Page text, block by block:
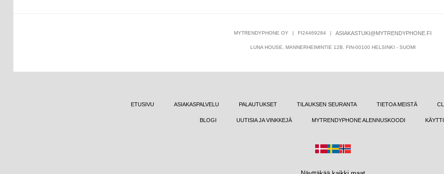
MYTRENDYPHONE OY FI24469284 ASIAKASTUKI@MYTRENDYPHONE.FI
LUNA HOUSE, MANNERHEIMINTIE 12B, FIN-00100 HELSINKI - SUOMI
ETUSIVU ASIAKASPALVELU PALAUTUKSET TILAUKSEN SEURANTA TIETOA MEISTÄ
BLOGI UUTISIA JA VINKKEJÄ MYTRENDYPHONE ALENNUSKOODI